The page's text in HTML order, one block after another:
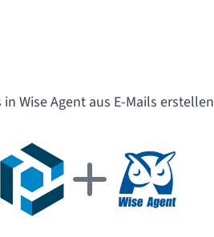
in Wise Agent aus E-Mails erstellen